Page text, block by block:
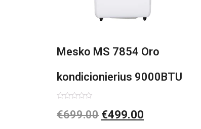
Mesko MS 7854 Oro
kondicionierius 9000BTU
0
iš
€699.00 €499.00